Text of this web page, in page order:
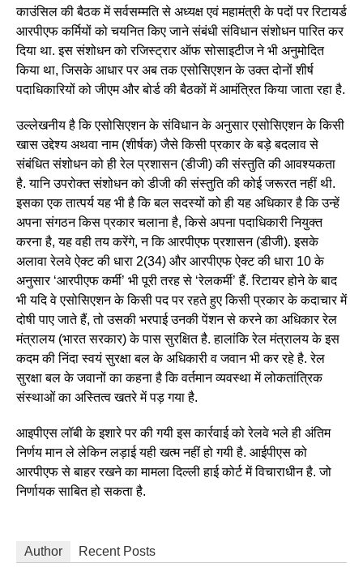
काउंसिल की बैठक में सर्वसम्मति से अध्यक्ष एवं महामंत्री के पदों पर रिटायर्ड
आरपीएफ कर्मियों को चयनित किए जाने संबंधी संविधान संशोधन पारित कर
दिया था. इस संशोधन को रजिस्ट्रार ऑफ सोसाइटीज ने भी अनुमोदित
किया था, जिसके आधार पर अब तक एसोसिएशन के उक्त दोनों शीर्ष
पदाधिकारियों को जीएम और बोर्ड की बैठकों में आमंत्रित किया जाता रहा है.
उल्लेखनीय है कि एसोसिएशन के संविधान के अनुसार एसोसिएशन के किसी
खास उद्देश्य अथवा नाम (शीर्षक) जैसे किसी प्रकार के बड़े बदलाव से
संबंधित संशोधन को ही रेल प्रशासन (डीजी) की संस्तुति की आवश्यकता
है. यानि उपरोक्त संशोधन को डीजी की संस्तुति की कोई जरूरत नहीं थी.
इसका एक तात्पर्य यह भी है कि बल सदस्यों को ही यह अधिकार है कि उन्हें
अपना संगठन किस प्रकार चलाना है, किसे अपना पदाधिकारी नियुक्त
करना है, यह वही तय करेंगे, न कि आरपीएफ प्रशासन (डीजी). इसके
अलावा रेलवे ऐक्ट की धारा 2(34) और आरपीएफ ऐक्ट की धारा 10 के
अनुसार ‘आरपीएफ कर्मी’ भी पूरी तरह से ‘रेलकर्मी’ हैं. रिटायर होने के बाद
भी यदि वे एसोसिएशन के किसी पद पर रहते हुए किसी प्रकार के कदाचार में
दोषी पाए जाते हैं, तो उसकी भरपाई उनकी पेंशन से करने का अधिकार रेल
मंत्रालय (भारत सरकार) के पास सुरक्षित है. हालांकि रेल मंत्रालय के इस
कदम की निंदा स्वयं सुरक्षा बल के अधिकारी व जवान भी कर रहे है. रेल
सुरक्षा बल के जवानों का कहना है कि वर्तमान व्यवस्था में लोकतांत्रिक
संस्थाओं का अस्तित्व खतरे में पड़ गया है.
आइपीएस लॉबी के इशारे पर की गयी इस कार्रवाई को रेलवे भले ही अंतिम
निर्णय मान ले लेकिन लड़ाई यही खत्म नहीं हो गयी है. आईपीएस को
आरपीएफ से बाहर रखने का मामला दिल्ली हाई कोर्ट में विचाराधीन है. जो
निर्णायक साबित हो सकता है.
Author Recent Posts